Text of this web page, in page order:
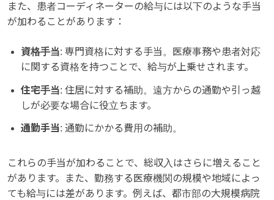
また、患者コーディネーターの給与には以下のような手当
が加わることがあります：
資格手当: 専門資格に対する手当。医療事務や患者対応
に関する資格を持つことで、給与が上乗せされます。
住宅手当: 住居に対する補助。遠方からの通勤や引っ越
しが必要な場合に役立ちます。
通勤手当: 通勤にかかる費用の補助。
これらの手当が加わることで、総収入はさらに増えること
があります。また、勤務する医療機関の規模や地域によっ
ても給与には差があります。例えば、都市部の大規模病院